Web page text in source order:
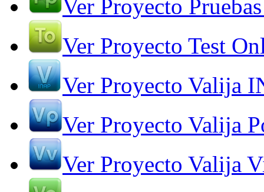
Ver Proyecto
Ver Proyecto Test
Ver Proyecto Valija
Ver Proyecto Valija
Ver Proyecto Valija